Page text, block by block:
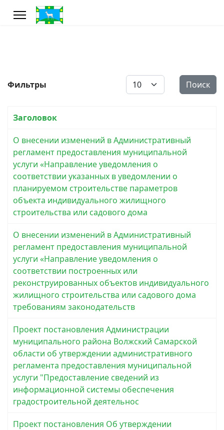
Фильтры Кол-во строк: Поиск
Заголовок
О внесении изменений в Административный
регламент предоставления муниципальной
услуги «Направление уведомления о
соответствии указанных в уведомлении о
планируемом строительстве параметров
объекта индивидуального жилищного
строительства или садового дома
О внесении изменений в Административный
регламент предоставления муниципальной
услуги «Направление уведомления о
соответствии построенных или
реконструированных объектов индивидуального
жилищного строительства или садового дома
требованиям законодательств
Проект постановления Администрации
муниципального района Волжский Самарской
области об утверждении административного
регламента предоставления муниципальной
услуги "Предоставление сведений из
информационной системы обеспечения
градостроительной деятельнос
Проект постановления Об утверждении